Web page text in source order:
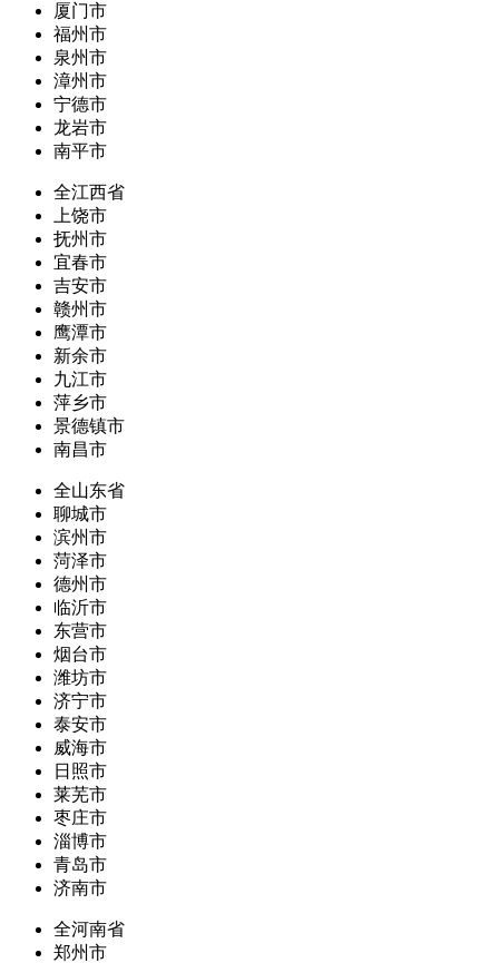
厦门市
福州市
泉州市
漳州市
宁德市
龙岩市
南平市
全江西省
上饶市
抚州市
宜春市
吉安市
赣州市
鹰潭市
新余市
九江市
萍乡市
景德镇市
南昌市
全山东省
聊城市
滨州市
菏泽市
德州市
临沂市
东营市
烟台市
潍坊市
济宁市
泰安市
威海市
日照市
莱芜市
枣庄市
淄博市
青岛市
济南市
全河南省
郑州市